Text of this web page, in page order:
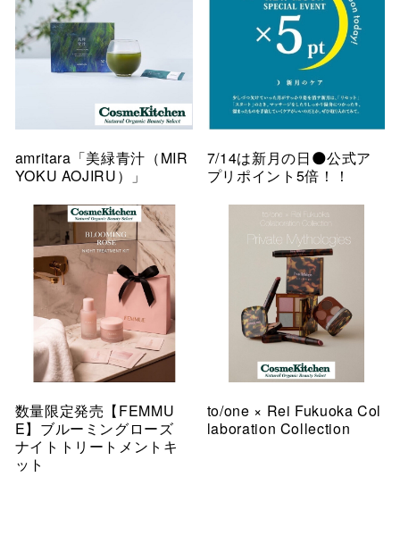
amritara「美緑青汁（MIR
YOKU AOJIRU）」
7/14は新月の日🌑公式ア
プリポイント5倍！！
数量限定発売【FEMMU
E】ブルーミングローズ
ナイトトリートメントキ
ット
to/one × Rei Fukuoka Col
laboration Collection